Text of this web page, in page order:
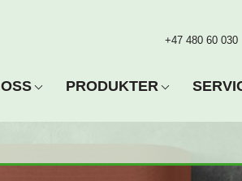
+47 480 60 030
PRODUKTER